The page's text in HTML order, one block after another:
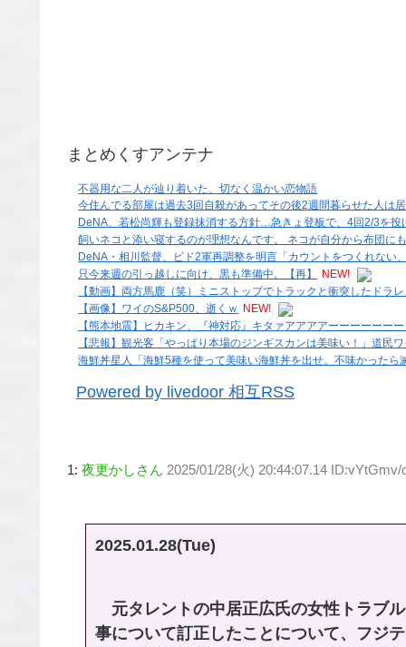
まとめくすアンテナ
不器用な二人が辿り着いた、切なく温かい恋物語
今住んでる部屋は過去3回自殺があってその後2週間暮らせた人は
DeNA、若松尚輝も登録抹消する方針…急きょ登板で、4回2/3を投
飼いネコと添い寝するのが理想なんです。 ネコが自分から布団に
DeNA・相川監督、ビド2軍再調整を明言「カウントをつくれない
只今来週の引っ越しに向け、黒も準備中。【再】
NEW!
【動画】両方馬鹿（笑）ミニストップでトラックと衝突したドラ
【画像】ワイのS&P500、逝くｗ
NEW!
【熊本地震】ヒカキン、『神対応』キタァアアアアーーーーーー
【悲報】観光客「やっぱり本場のジンギスカンは美味い！」道民
海鮮丼星人「海鮮5種を使って美味い海鮮丼を出せ。不味かったら
Powered by livedoor 相互RSS
1: 夜更かしさん 2025/01/28(火) 20:44:07.14 ID:vYtGmv/
2025.01.28(Tue)
元タレントの中居正広氏の女性トラブ
事について訂正したことについて、フジ